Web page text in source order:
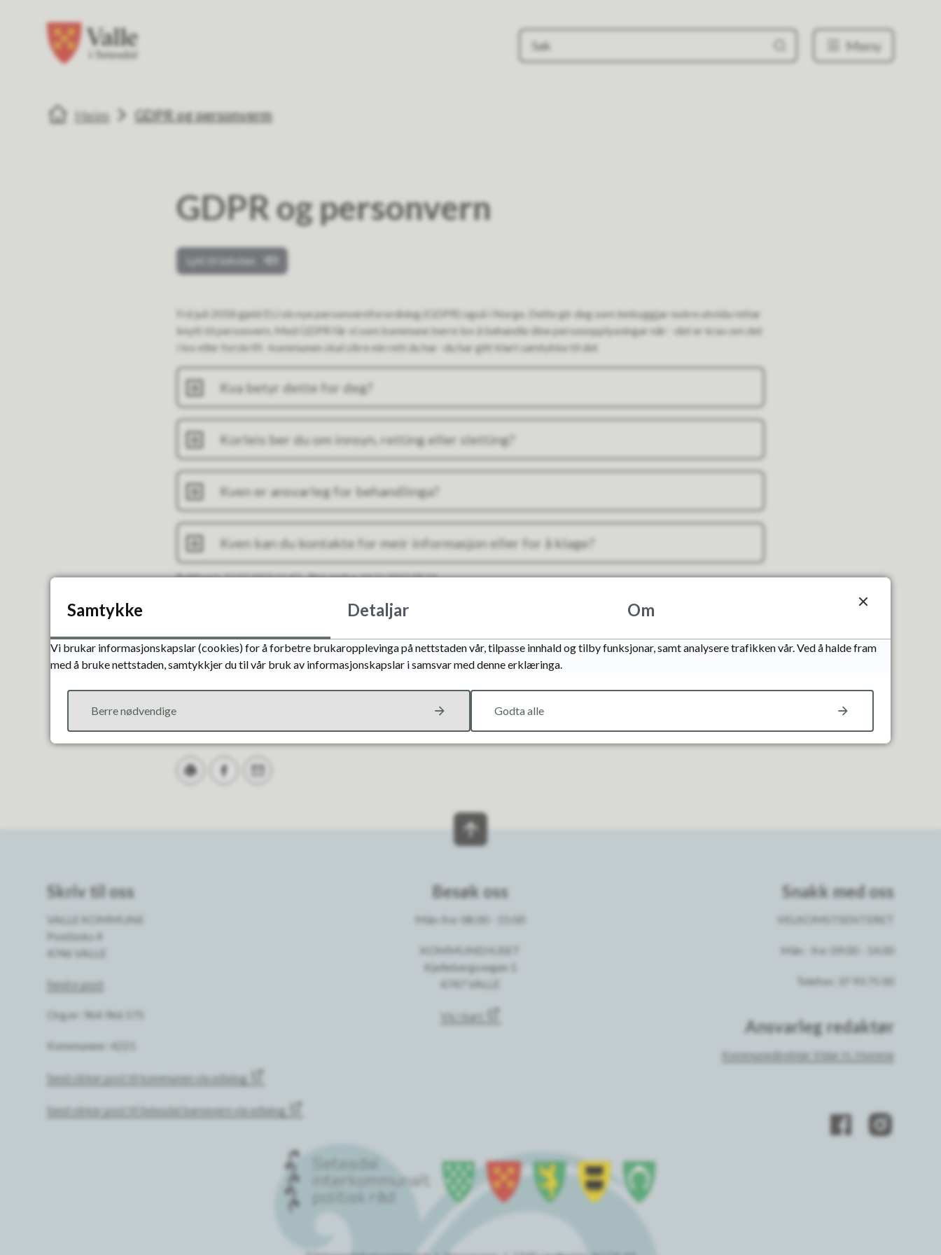
Valle kommune
Meny
Du er her:Heim GDPR og personverm
GDPR og personvern
Lytt til teksten
Frå juli 2018 gjeld EU sin nye personvernforordning (GDPR) også i Norge. Dette gir deg som innbyggjar nokre utvida rettar
knytt til personvern. Med GDPR får vi som kommune berre lov å behandle dine personopplysningar når: -det er krav om det
i lov eller forskrift -kommunen skal sikre ein rett du har -du har gitt klart samtykke til det
Kva betyr dette for deg?
Korleis ber du om innsyn, retting eller sletting?
Kven er ansvarleg for behandlinga?
Kven kan du kontakte for meir informasjon eller for å klage?
Publisert 10.07.2023 11:47 Sist endra 14.11.2023 09:14
Ja Nei
Skriv til oss
VALLE KOMMUNE
Postboks 4
4746 VALLE
Send e-post
Org.nr: 964 966 575
Kommunenr: 4221
Send sikker post til kommunen via edialog
Send sikker post til Setesdal barnevern via edialog
Besøk oss
Mån-fre: 08:00 - 15:00
KOMMUNEHUSET
Kjellebergsvegen 1
4747 VALLE
Vis i kart
Snakk med oss
VELKOMSTSENTERET
Mån - fre: 09:00 - 14.00
Telefon: 37 93 75 00
Ansvarleg redaktør
Kommunedirektør Vidar H. Homme
Samtykke Detaljar Om
Vi brukar informasjonskapslar (cookies) for å forbetre brukaropplevinga på nettstaden vår, tilpasse innhald og tilby funksjonar, samt analysere trafikken vår. Ved å halde fram
med å bruke nettstaden, samtykkjer du til vår bruk av informasjonskapslar i samsvar med denne erklæringa.
Berre nødvendige Godta alle